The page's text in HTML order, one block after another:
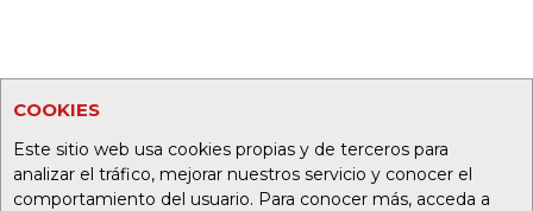
COOKIES
Este sitio web usa cookies propias y de terceros para
analizar el tráfico, mejorar nuestros servicio y conocer el
comportamiento del usuario. Para conocer más, acceda a